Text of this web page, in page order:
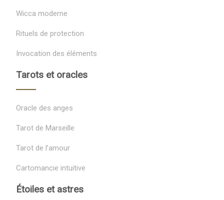
Wicca moderne
Rituels de protection
Invocation des éléments
Tarots et oracles
Oracle des anges
Tarot de Marseille
Tarot de l’amour
Cartomancie intuitive
Étoiles et astres